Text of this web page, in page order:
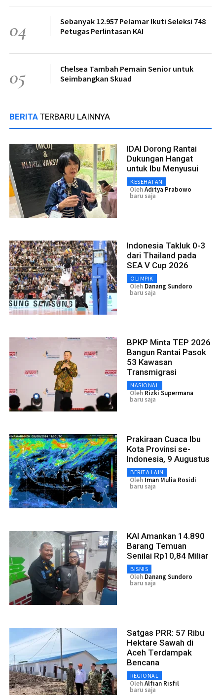
04
Sebanyak 12.957 Pelamar Ikuti Seleksi 748
Petugas Perlintasan KAI
05
Chelsea Tambah Pemain Senior untuk
Seimbangkan Skuad
BERITA TERBARU LAINNYA
IDAI Dorong Rantai
Dukungan Hangat
untuk Ibu Menyusui
KESEHATAN
OlehAditya Prabowo
baru saja
Indonesia Takluk 0-3
dari Thailand pada
SEA V Cup 2026
OLIMPIK
Oleh Danang Sundoro
baru saja
BPKP Minta TEP 2026
Bangun Rantai Pasok
53 Kawasan
Transmigrasi
NASIONAL
Oleh Rizki Supermana
baru saja
Prakiraan Cuaca Ibu
Kota Provinsi se-
Indonesia, 9 Augustus
BERITA LAIN
Oleh Iman Mulia Rosidi
baru saja
KAI Amankan 14.890
Barang Temuan
Senilai Rp10,84 Miliar
BISNIS
Oleh Danang Sundoro
baru saja
Satgas PRR: 57 Ribu
Hektare Sawah di
Aceh Terdampak
Bencana
REGIONAL
OlehAlfian Risfil
baru saja